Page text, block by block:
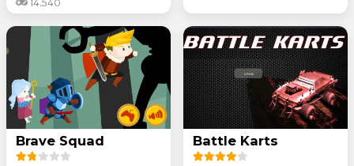
14.540
Brave Squad Battle Karts